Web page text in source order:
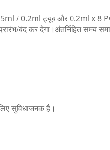
/ 0.2ml ट्यूब और 0.2ml x 8
कर देगा।अंतर्निहित समय
सुविधाजनक है।